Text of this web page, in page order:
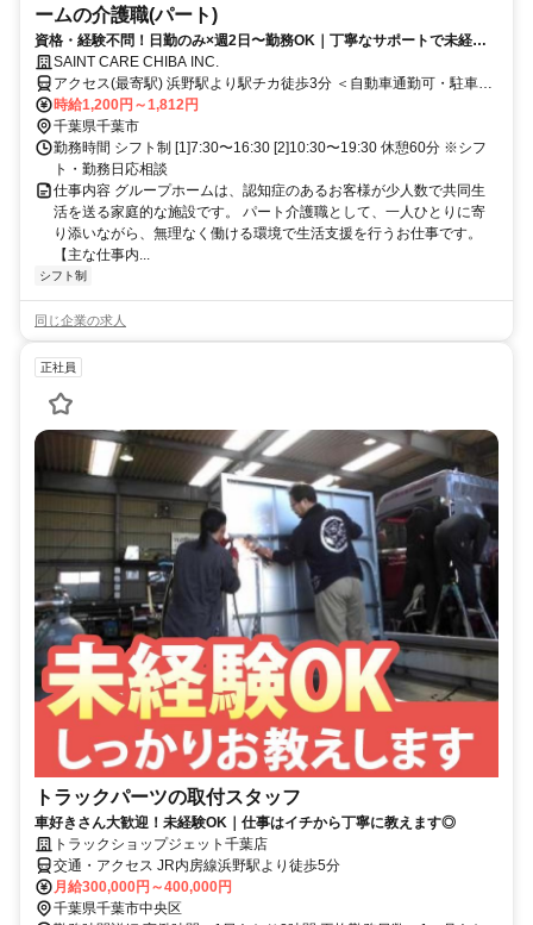
ームの介護職(パート)
資格・経験不問！日勤のみ×週2日〜勤務OK｜丁寧なサポートで未経験
でも続けやすい介護のお仕事
SAINT CARE CHIBA INC.
アクセス(最寄駅) 浜野駅より駅チカ徒歩3分 ＜自動車通勤可・駐車場
完備＞ ＜受付窓口＞セントケア千葉株式会社 千葉県千葉市中央区新
町1-17 JPR千葉ビル12F
時給1,200円～1,812円
千葉県千葉市
勤務時間 シフト制 [1]7:30〜16:30 [2]10:30〜19:30 休憩60分 ※シフ
ト・勤務日応相談
仕事内容 グループホームは、認知症のあるお客様が少人数で共同生
活を送る家庭的な施設です。 パート介護職として、一人ひとりに寄
り添いながら、無理なく働ける環境で生活支援を行うお仕事です。
【主な仕事内...
シフト制
同じ企業の求人
正社員
トラックパーツの取付スタッフ
車好きさん大歓迎！未経験OK｜仕事はイチから丁寧に教えます◎
トラックショップジェット千葉店
交通・アクセス JR内房線浜野駅より徒歩5分
月給300,000円～400,000円
千葉県千葉市中央区